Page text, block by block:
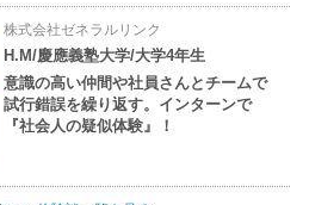
株式会社ゼネラルリンク
H.M/慶應義塾大学/大学4年生
意識の高い仲間や社員さんとチームで
試行錯誤を繰り返す。インターンで
『社会人の疑似体験』！